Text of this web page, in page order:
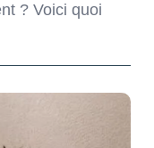
? Voici quoi